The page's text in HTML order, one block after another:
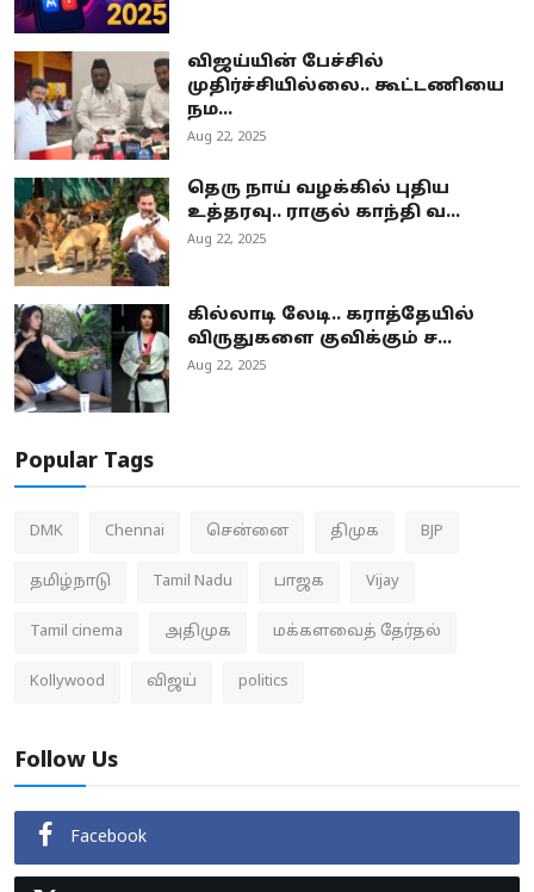
விஜய்யின் பேச்சில்
முதிர்ச்சியில்லை.. கூட்டணியை
நம...
Aug 22, 2025
தெரு நாய் வழக்கில் புதிய
உத்தரவு.. ராகுல் காந்தி வ...
Aug 22, 2025
கில்லாடி லேடி.. கராத்தேயில்
விருதுகளை குவிக்கும் ச...
Aug 22, 2025
Popular Tags
DMK Chennai சென்னை திமுக BJP
தமிழ்நாடு Tamil Nadu பாஜக Vijay
Tamil cinema அதிமுக மக்களவைத் தேர்தல்
Kollywood விஜய் politics
Follow Us
Facebook